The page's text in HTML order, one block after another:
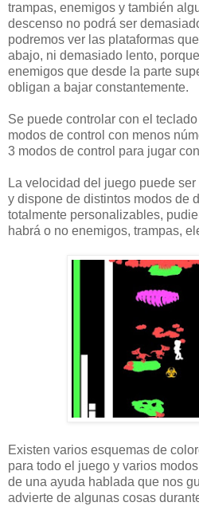
trampas, enemigos y también
descenso no podrá ser
podremos ver las plataformas
abajo, ni demasiado lento,
enemigos que desde la parte
obligan a bajar constantemente.
Se puede controlar con el
modos de control con menos
3 modos de control para jugar
La velocidad del juego puede
y dispone de distintos modos de
totalmente personalizables,
habrá o no enemigos, trampas,
Existen varios esquemas de
para todo el juego y varios
de una ayuda hablada que nos
advierte de algunas cosas